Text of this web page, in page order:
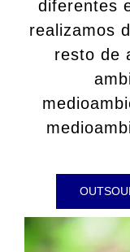
diferentes
realizamos
resto de